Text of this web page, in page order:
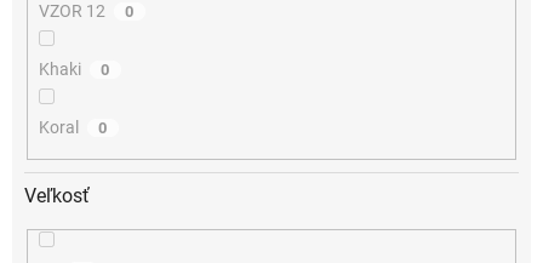
VZOR 12 0
Khaki 0
Koral 0
Veľkosť